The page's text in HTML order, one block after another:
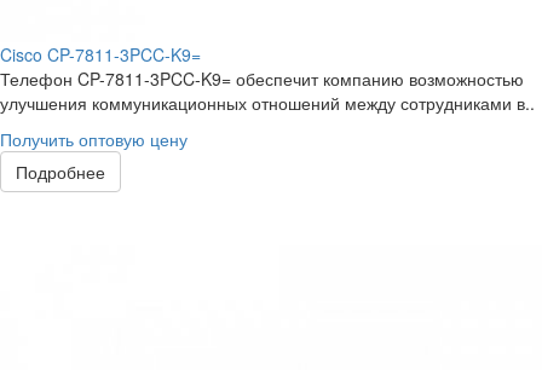
Cisco CP-7811-3PCC-K9=
Телефон CP-7811-3PCC-K9= обеспечит компанию возможностью
улучшения коммуникационных отношений между сотрудниками в..
Получить оптовую цену
Подробнее